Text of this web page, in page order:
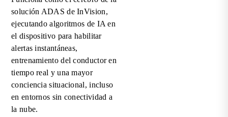
solución ADAS de InVision,
ejecutando algoritmos de IA en
el dispositivo para habilitar
alertas instantáneas,
entrenamiento del conductor en
tiempo real y una mayor
conciencia situacional, incluso
en entornos sin conectividad a
la nube.